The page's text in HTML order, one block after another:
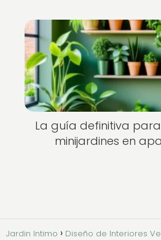
La guía definitiva
minijardines en
Jardin Intimo Diseño de Interiores